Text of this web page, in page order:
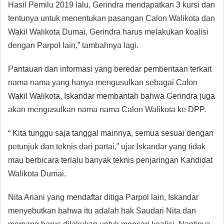
Hasil Pemilu 2019 lalu, Gerindra mendapatkan 3 kursi dan
tentunya untuk menentukan pasangan Calon Walikota dan
Wakil Walikota Dumai, Gerindra harus melakukan koalisi
dengan Parpol lain,” tambahnya lagi.
Pantauan dan informasi yang beredar pemberitaan terkait
nama nama yang hanya mengusulkan sebagai Calon
Wakil Walikota, Iskandar membantah bahwa Gerindra juga
akan mengusulkan nama nama Calon Walikota ke DPP.
“ Kita tunggu saja tanggal mainnya, semua sesuai dengan
petunjuk dan teknis dari partai,” ujar Iskandar yang tidak
mau berbicara terlalu banyak teknis penjaringan Kandidat
Walikota Dumai.
Nita Ariani yang mendaftar ditiga Parpol lain, Iskandar
menyebutkan bahwa itu adalah hak Saudari Nita dan